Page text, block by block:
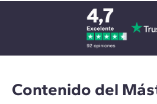
Contenido del